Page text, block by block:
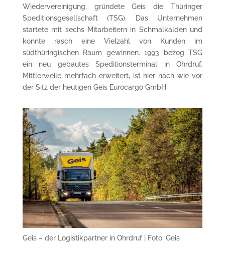
Wiedervereinigung, gründete Geis die Thüringer
Speditionsgesellschaft (TSG). Das Unternehmen
startete mit sechs Mitarbeitern in Schmalkalden und
konnte rasch eine Vielzahl von Kunden im
südthüringischen Raum gewinnen. 1993 bezog TSG
ein neu gebautes Speditionsterminal in Ohrdruf.
Mittlerweile mehrfach erweitert, ist hier nach wie vor
der Sitz der heutigen Geis Eurocargo GmbH.
Geis – der Logistikpartner in Ohrdruf | Foto: Geis